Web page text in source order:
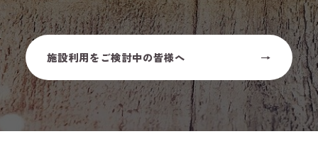
施設利用をご検討中の皆様へ